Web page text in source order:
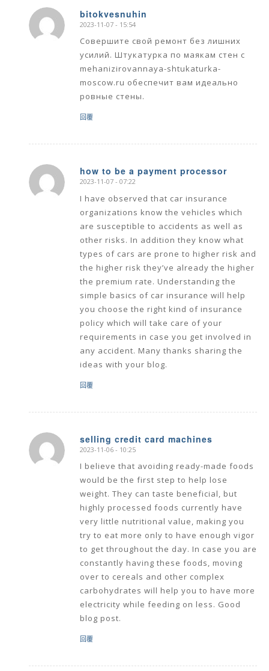
bitokvesnuhin
says:
2023-11-07 - 15:54
Совершите свой ремонт без лишних
усилий. Штукатурка по маякам стен с
mehanizirovannaya-shtukaturka-
moscow.ru обеспечит вам идеально
ровные стены.
回覆
how to be a payment processor
says:
2023-11-07 - 07:22
I have observed that car insurance
organizations know the vehicles which
are susceptible to accidents as well as
other risks. In addition they know what
types of cars are prone to higher risk and
the higher risk they’ve already the higher
the premium rate. Understanding the
simple basics of car insurance will help
you choose the right kind of insurance
policy which will take care of your
requirements in case you get involved in
any accident. Many thanks sharing the
ideas with your blog.
回覆
selling credit card machines
says:
2023-11-06 - 10:25
I believe that avoiding ready-made foods
would be the first step to help lose
weight. They can taste beneficial, but
highly processed foods currently have
very little nutritional value, making you
try to eat more only to have enough vigor
to get throughout the day. In case you are
constantly having these foods, moving
over to cereals and other complex
carbohydrates will help you to have more
electricity while feeding on less. Good
blog post.
回覆